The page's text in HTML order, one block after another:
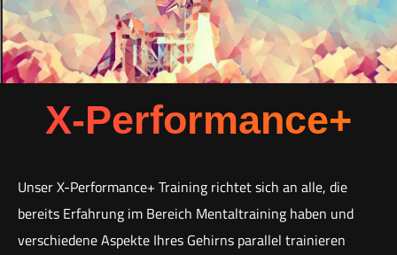
X-Performance+
Unser X-Performance+ Training richtet sich an alle, die
bereits Erfahrung im Bereich Mentaltraining haben und
verschiedene Aspekte Ihres Gehirns parallel trainieren